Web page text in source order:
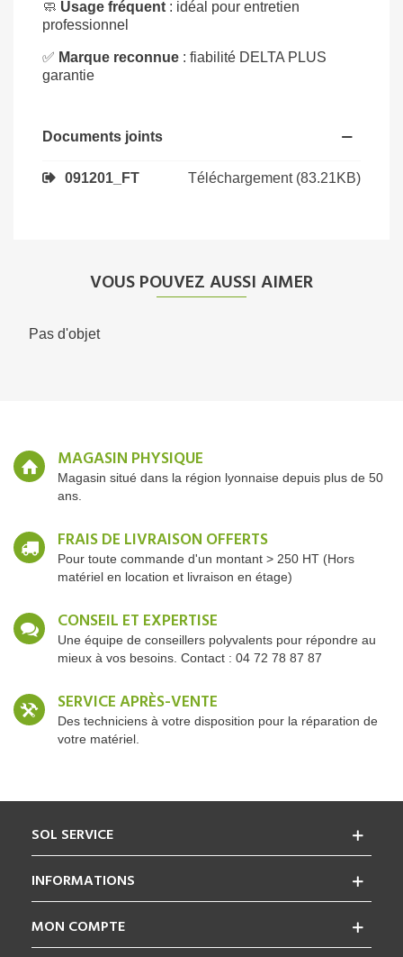
🧼 Usage fréquent : idéal pour entretien
professionnel
✅ Marque reconnue : fiabilité DELTA PLUS
garantie
Documents joints
091201_FT Téléchargement (83.21KB)
VOUS POUVEZ AUSSI AIMER
Pas d'objet
MAGASIN PHYSIQUE
Magasin situé dans la région lyonnaise depuis plus de 50
ans.
FRAIS DE LIVRAISON OFFERTS
Pour toute commande d'un montant > 250 HT (Hors
matériel en location et livraison en étage)
CONSEIL ET EXPERTISE
Une équipe de conseillers polyvalents pour répondre au
mieux à vos besoins. Contact : 04 72 78 87 87
SERVICE APRÈS-VENTE
Des techniciens à votre disposition pour la réparation de
votre matériel.
INFORMATIONS
MON COMPTE
SOL SERVICE